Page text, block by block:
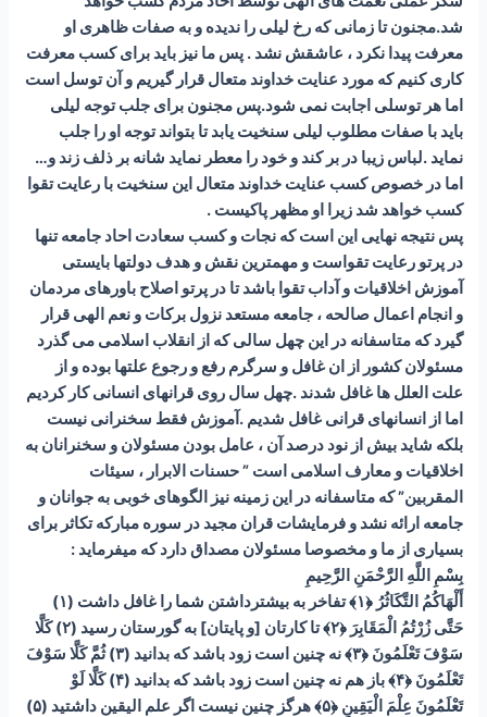
شد.مجنون تا زمانی که رخ لیلی را ندیده و به صفات ظاهری او
معرفت پیدا نکرد ، عاشقش نشد . پس ما نیز باید برای کسب معرفت
کاری کنیم که مورد عنایت خداوند متعال قرار گیریم و آن توسل است
اما هر توسلی اجابت نمی شود.پس مجنون برای جلب توجه لیلی
باید با صفات مطلوب لیلی سنخیت یابد تا بتواند توجه او را جلب
نماید .لباس زیبا در بر کند و خود را معطر نماید شانه بر ذلف زند و…
اما در خصوص کسب عنایت خداوند متعال این سنخیت با رعایت تقوا
کسب خواهد شد زیرا او مظهر پاکیست .
پس نتیجه نهایی این است که نجات و کسب سعادت احاد جامعه تنها
در پرتو رعایت تقواست و مهمترین نقش و هدف دولتها بایستی
آموزش اخلاقیات و آداب تقوا باشد تا در پرتو اصلاح باورهای مردمان
و انجام اعمال صالحه ، جامعه مستعد نزول برکات و نعم الهی قرار
گیرد که متاسفانه در این چهل سالی که از انقلاب اسلامی می گذرد
مسئولان کشور از ان غافل و سرگرم رفع و رجوع علتها بوده و از
علت العلل ها غافل شدند .چهل سال روی قرانهای انسانی کار کردیم
اما از انسانهای قرانی غافل شدیم .آموزش فقط سخنرانی نیست
بلکه شاید بیش از نود درصد آن ، عامل بودن مسئولان و سخنرانان به
اخلاقیات و معارف اسلامی است ” حسنات الابرار ، سیئات
المقربین” که متاسفانه در این زمینه نیز الگوهای خوبی به جوانان و
جامعه ارائه نشد و فرمایشات قران مجید در سوره مبارکه تکاثر برای
بسیاری از ما و مخصوصا مسئولان مصداق دارد که میفرماید :
بِسْمِ اللَّهِ الرَّحْمَنِ الرَّحِيمِ
أَلْهَاكُمُ التَّكَاثُرُ ﴿۱﴾ تفاخر به بيشترداشتن شما را غافل داشت (۱)
حَتَّى زُرْتُمُ الْمَقَابِرَ ﴿۲﴾ تا كارتان [و پايتان] به گورستان رسيد (۲) كَلَّا
سَوْفَ تَعْلَمُونَ ﴿۳﴾ نه چنين است زود باشد كه بدانيد (۳) ثُمَّ كَلَّا سَوْفَ
تَعْلَمُونَ ﴿۴﴾ باز هم نه چنين است زود باشد كه بدانيد (۴) كَلَّا لَوْ
تَعْلَمُونَ عِلْمَ الْيَقِينِ ﴿۵﴾ هرگز چنين نيست اگر علم‏ اليقين داشتيد (۵)